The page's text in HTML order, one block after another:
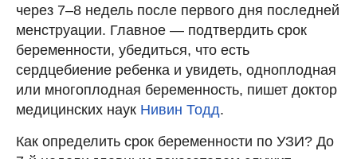
через 7–8 недель после первого дня последней
менструации. Главное — подтвердить срок
беременности, убедиться, что есть
сердцебиение ребенка и увидеть, одноплодная
или многоплодная беременность, пишет доктор
медицинских наук Нивин Тодд.
Как определить срок беременности по УЗИ? До